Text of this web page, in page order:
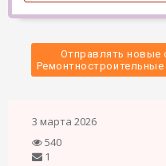
Отправлять новые
Ремонтностроительные
3 марта 2026
540
1